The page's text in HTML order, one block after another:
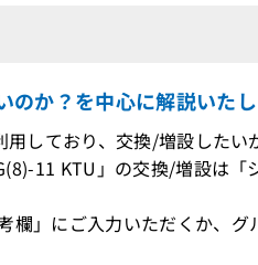
のか？を中心に解説いた
しており、交換/増設したい
11 KTU」の交換/増設は「
欄」にご入力いただくか、グ